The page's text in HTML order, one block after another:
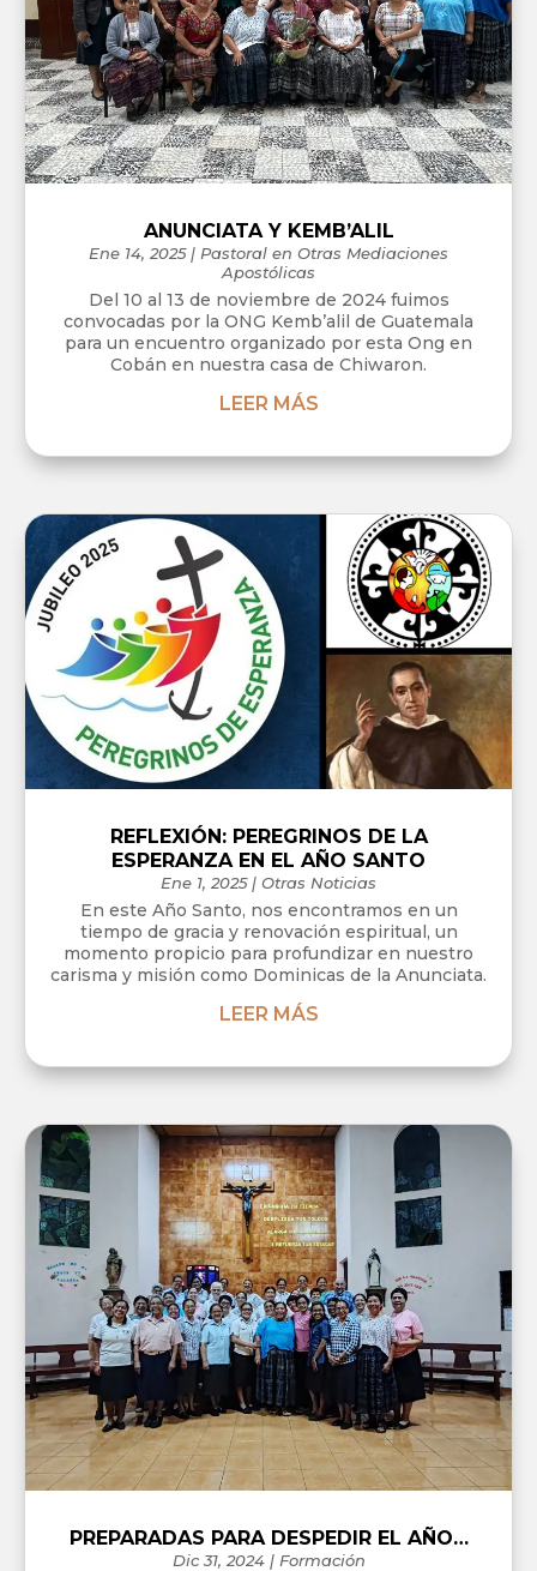
ANUNCIATA Y KEMB’ALIL
Ene 14, 2025| Pastoral en Otras Mediaciones
Apostólicas
Del 10 al 13 de noviembre de 2024 fuimos
convocadas por la ONG Kemb’alil de Guatemala
para un encuentro organizado por esta Ong en
Cobán en nuestra casa de Chiwaron.
LEER MÁS
REFLEXIÓN: PEREGRINOS DE LA
ESPERANZA EN EL AÑO SANTO
Ene 1, 2025| Otras Noticias
En este Año Santo, nos encontramos en un
tiempo de gracia y renovación espiritual, un
momento propicio para profundizar en nuestro
carisma y misión como Dominicas de la Anunciata.
LEER MÁS
PREPARADAS PARA DESPEDIR EL AÑO…
Dic 31, 2024| Formación